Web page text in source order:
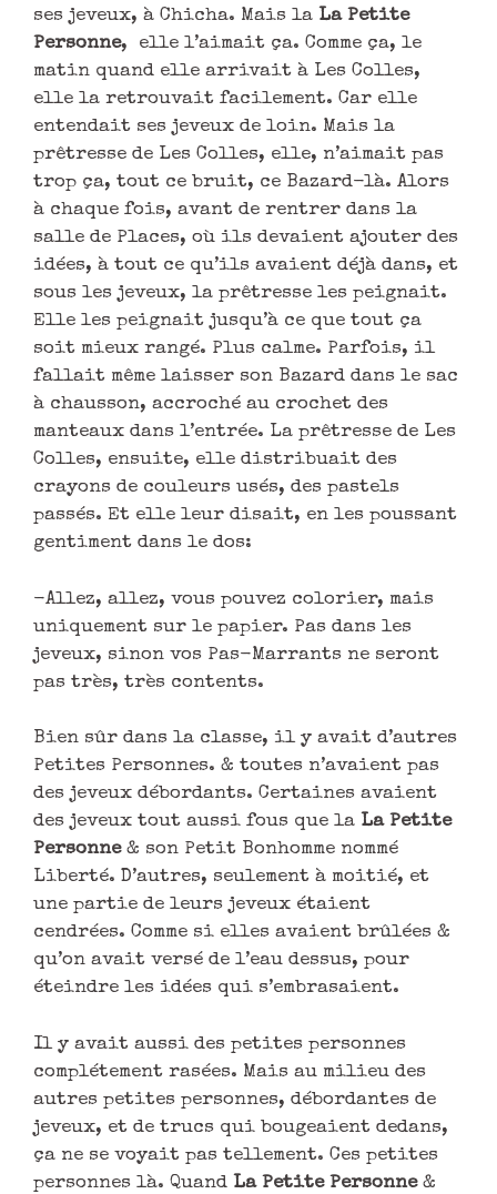
ses jeveux, à Chicha. Mais la La Petite
Personne, elle l’aimait ça. Comme ça, le
matin quand elle arrivait à Les Colles,
elle la retrouvait facilement. Car elle
entendait ses jeveux de loin. Mais la
prêtresse de Les Colles, elle, n’aimait pas
trop ça, tout ce bruit, ce Bazard-là. Alors
à chaque fois, avant de rentrer dans la
salle de Places, où ils devaient ajouter des
idées, à tout ce qu’ils avaient déjà dans, et
sous les jeveux, la prêtresse les peignait.
Elle les peignait jusqu’à ce que tout ça
soit mieux rangé. Plus calme. Parfois, il
fallait même laisser son Bazard dans le sac
à chausson, accroché au crochet des
manteaux dans l’entrée. La prêtresse de Les
Colles, ensuite, elle distribuait des
crayons de couleurs usés, des pastels
passés. Et elle leur disait, en les poussant
gentiment dans le dos:
-Allez, allez, vous pouvez colorier, mais
uniquement sur le papier. Pas dans les
jeveux, sinon vos Pas-Marrants ne seront
pas très, très contents.
Bien sûr dans la classe, il y avait d’autres
Petites Personnes. & toutes n’avaient pas
des jeveux débordants. Certaines avaient
des jeveux tout aussi fous que la La Petite
Personne& son Petit Bonhomme nommé
Liberté. D’autres, seulement à moitié, et
une partie de leurs jeveux étaient
cendrées. Comme si elles avaient brûlées &
qu’on avait versé de l’eau dessus, pour
éteindre les idées qui s’embrasaient.
Il y avait aussi des petites personnes
complétement rasées. Mais au milieu des
autres petites personnes, débordantes de
jeveux, et de trucs qui bougeaient dedans,
ça ne se voyait pas tellement. Ces petites
personnes là. Quand La Petite Personne&